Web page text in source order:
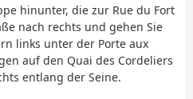
hinunter, die zur Rue du Fort
nach rechts und gehen Sie
links unter der Porte aux
auf den Quai des Cordeliers
entlang der Seine.